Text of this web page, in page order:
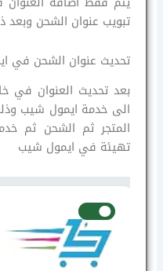
تبويب عنوان الشحن وبعد
تحديث عنوان الشحن في
بعد تحديث العنوان في
الى خدمة ايمول شيب
المتجر ثم الشحن ثم
تهيئة في ايمول شيب